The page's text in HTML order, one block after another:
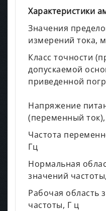
Характеристики
Значения
измерений тока,
Класс точности
допускаемой
приведенной
Напряжение
(переменный
Частота
Гц
Нормальная
значений
Рабочая область
частоты, Г ц